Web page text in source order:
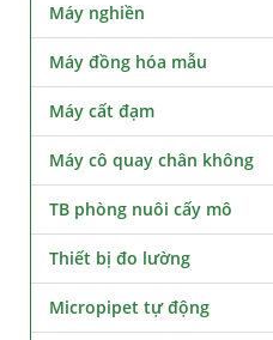
Máy nghiền
Máy đồng hóa mẫu
Máy cất đạm
Máy cô quay chân không
TB phòng nuôi cấy mô
Thiết bị đo lường
Micropipet tự động